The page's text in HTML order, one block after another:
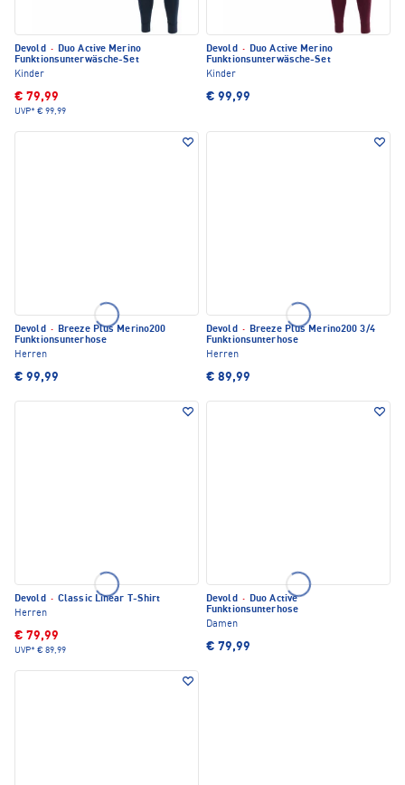
Devold · Duo Active Merino
Funktionsunterwäsche-Set
Kinder
€ 79,99
UVP* € 99,99
Devold · Duo Active Merino
Funktionsunterwäsche-Set
Kinder
€ 99,99
Devold · Breeze Plus Merino200
Funktionsunterhose
Herren
€ 99,99
Devold · Breeze Plus Merino200 3/4
Funktionsunterhose
Herren
€ 89,99
Devold · Classic Linear T-Shirt
Herren
€ 79,99
UVP* € 89,99
Devold · Duo Active
Funktionsunterhose
Damen
€ 79,99